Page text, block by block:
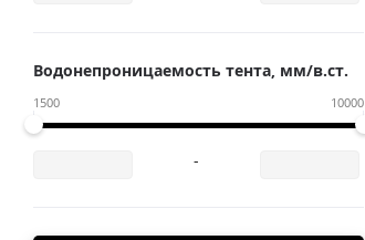
Водонепроницаемость тента, мм/в.ст.
1500 10000
-